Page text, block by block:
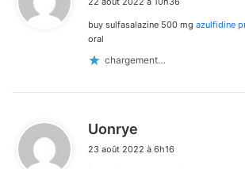
t
buy sulfasalazine 500 mg azulfidine
oral
chargement…
Uonrye
t
23 août 2022 à 6h16